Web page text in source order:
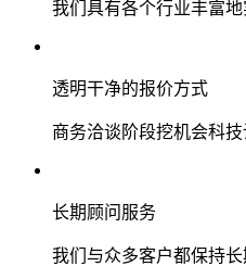
我们具有各个行业丰富
透明干净的报价方式
商务洽谈阶段挖机会科
长期顾问服务
我们与众多客户都保持